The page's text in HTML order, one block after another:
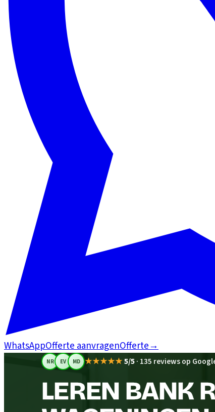
WhatsAppOfferte aanvragenOfferte→
NR EV MD ★★★★★5/5· 135 reviews op
LEREN BANK